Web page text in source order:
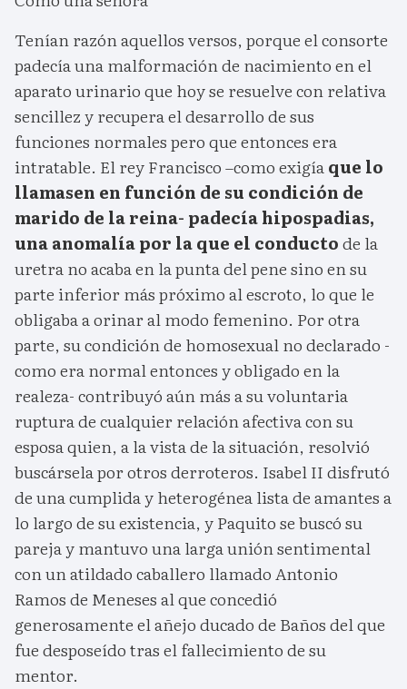
Tenían razón aquellos versos, porque el consorte
padecía una malformación de nacimiento en el
aparato urinario que hoy se resuelve con relativa
sencillez y recupera el desarrollo de sus
funciones normales pero que entonces era
intratable. El rey Francisco –como exigíaque lo
llamasen en función de su condición de
marido de la reina- padecía hipospadias,
una anomalía por la que el conductode la
uretra no acaba en la punta del pene sino en su
parte inferior más próximo al escroto, lo que le
obligaba a orinar al modo femenino. Por otra
parte, su condición de homosexual no declarado -
como era normal entonces y obligado en la
realeza- contribuyó aún más a su voluntaria
ruptura de cualquier relación afectiva con su
esposa quien, a la vista de la situación, resolvió
buscársela por otros derroteros. Isabel II disfrutó
de una cumplida y heterogénea lista de amantes a
lo largo de su existencia, y Paquito se buscó su
pareja y mantuvo una larga unión sentimental
con un atildado caballero llamado Antonio
Ramos de Meneses al que concedió
generosamente el añejo ducado de Baños del que
fue desposeído tras el fallecimiento de su
mentor.